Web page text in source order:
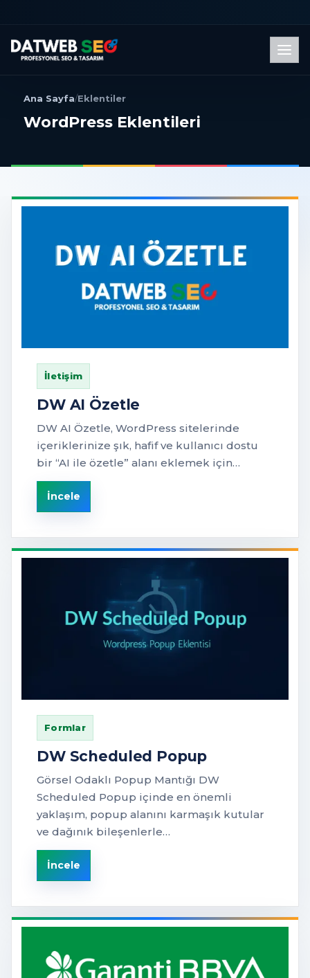
Menü
Ana Sayfa/Eklentiler
WordPress Eklentileri
İletişim
DW AI Özetle
DW AI Özetle, WordPress sitelerinde
içeriklerinize şık, hafif ve kullanıcı dostu
bir “AI ile özetle” alanı eklemek için…
İncele
Formlar
DW Scheduled Popup
Görsel Odaklı Popup Mantığı DW
Scheduled Popup içinde en önemli
yaklaşım, popup alanını karmaşık kutular
ve dağınık bileşenlerle…
İncele